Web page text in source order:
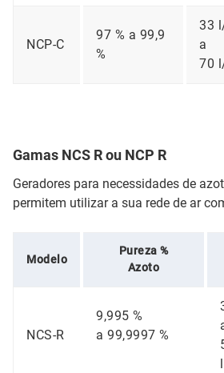
NCP-C
97 % a 99,9
%
33
a
70
Gamas NCS R ou NCP R
Geradores para necessidades de
permitem utilizar a sua rede de ar
Modelo
Pureza %
Azoto
NCS-R
9,995 %
a 99,9997 %